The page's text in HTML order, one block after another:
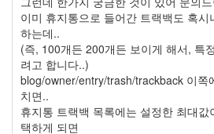
이미 휴지통으로 들어간 트랙백도 혹시
하는데..
(즉, 100개든 200개든 보이게 해서, 특
려고 합니다..)
blog/owner/entry/trash/trackback 이쪽
치면..
휴지통 트랙백 목록에는 설정한 최대
택하게 되면
35
2006
년
4
월
25
2006
년